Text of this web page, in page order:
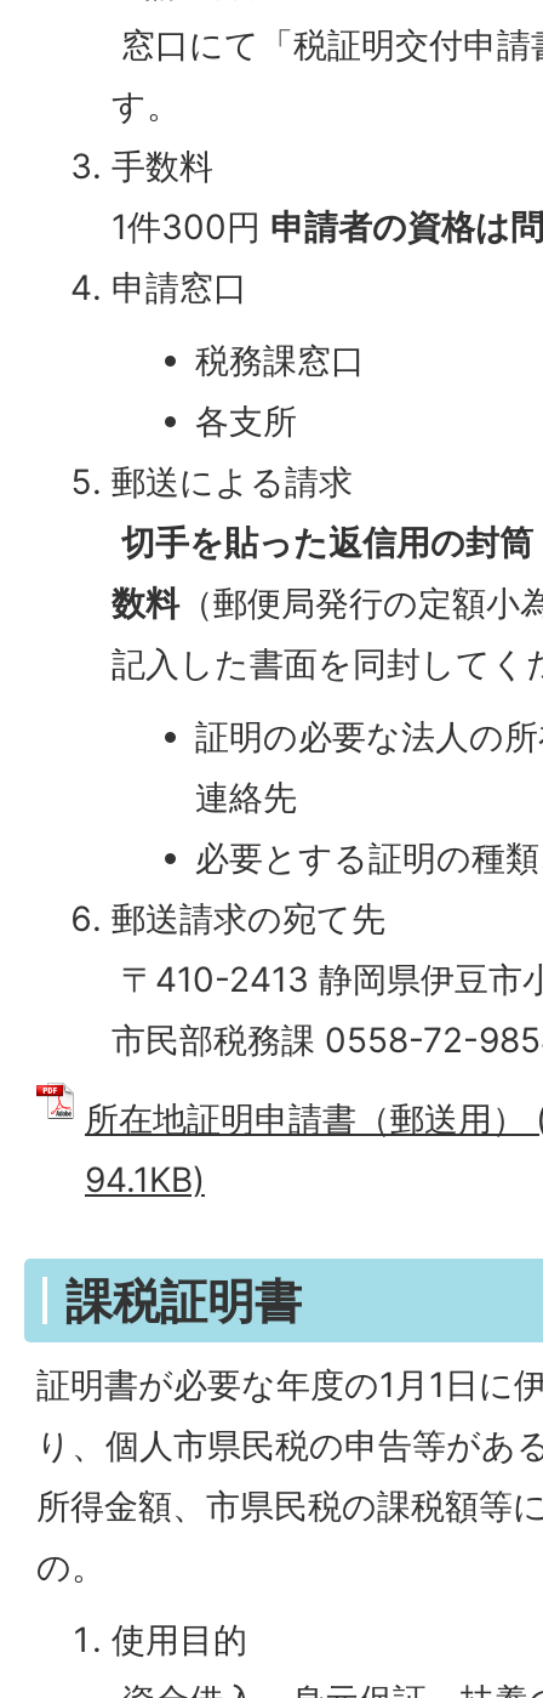
窓口にて「税証明交付申
す。
手数料
1件300円 申請者の資格は
申請窓口
税務課窓口
各支所
郵送による請求
切手を貼った返信用の封筒
数料（郵便局発行の定額小
記入した書面を同封してく
証明の必要な法人の
連絡先
必要とする証明の種
郵送請求の宛て先
〒410-2413 静岡県伊豆市
市民部税務課 0558-72-
所在地証明申請書（郵送用）
94.1KB)
課税証明書
証明書が必要な年度の1月1日に
り、個人市県民税の申告等があ
所得金額、市県民税の課税額等
の。
使用目的